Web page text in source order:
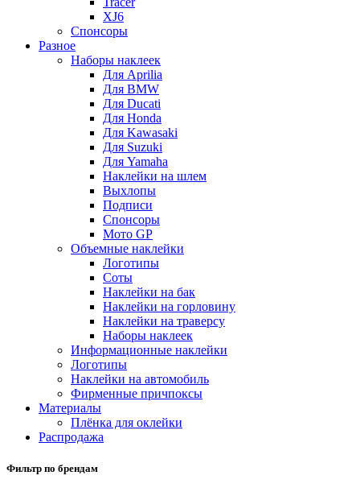
XJ6
Спонсоры
Разное
Наборы наклеек
Для Aprilia
Для BMW
Для Ducati
Для Honda
Для Kawasaki
Для Suzuki
Для Yamaha
Наклейки на шлем
Выхлопы
Подписи
Спонсоры
Мото GP
Объемные наклейки
Логотипы
Соты
Наклейки на бак
Наклейки на горловину
Наклейки на траверсу
Наборы наклеек
Информационные наклейки
Логотипы
Наклейки на автомобиль
Фирменные причпоксы
Материалы
Плёнка для оклейки
Распродажа
Фильтр по брендам